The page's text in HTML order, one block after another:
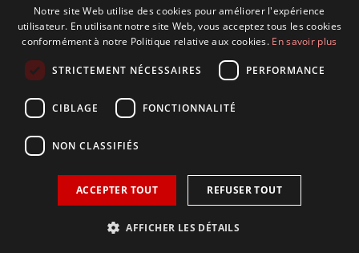
droits sont réservés.
Notre site Web utilise des cookies pour améliorer l'expérience
utilisateur. En utilisant notre site Web, vous acceptez tous les cookies
conformément à notre Politique relative aux cookies. En savoir plus
STRICTEMENT NÉCESSAIRES PERFORMANCE
CIBLAGE FONCTIONNALITÉ
NON CLASSIFIÉS
ACCEPTER TOUT REFUSER TOUT
AFFICHER LES DÉTAILS